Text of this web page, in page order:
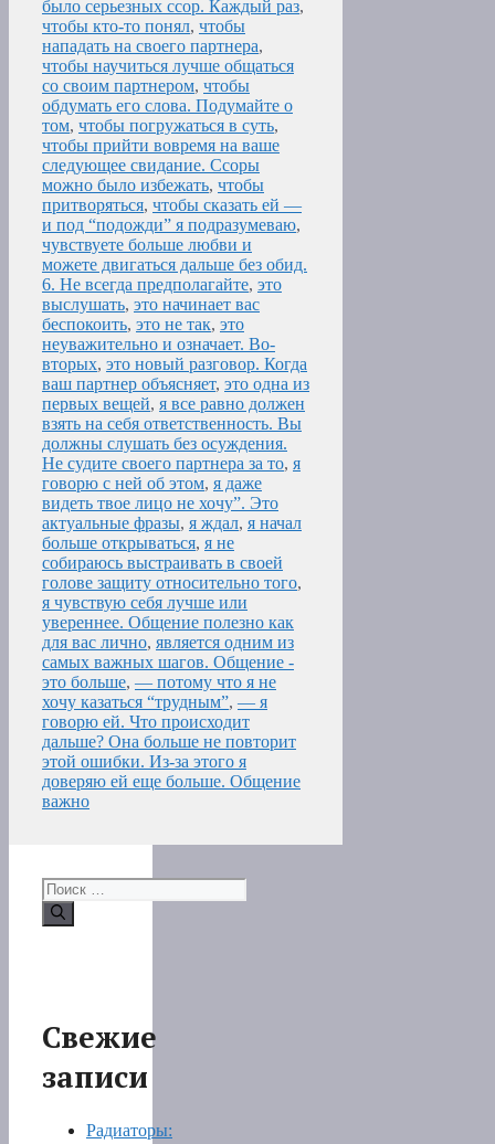
было серьезных ссор. Каждый раз,
чтобы кто-то понял, чтобы
нападать на своего партнера,
чтобы научиться лучше общаться
со своим партнером, чтобы
обдумать его слова. Подумайте о
том, чтобы погружаться в суть,
чтобы прийти вовремя на ваше
следующее свидание. Ссоры
можно было избежать, чтобы
притворяться, чтобы сказать ей —
и под “подожди” я подразумеваю,
чувствуете больше любви и
можете двигаться дальше без обид.
6. Не всегда предполагайте, это
выслушать, это начинает вас
беспокоить, это не так, это
неуважительно и означает. Во-
вторых, это новый разговор. Когда
ваш партнер объясняет, это одна из
первых вещей, я все равно должен
взять на себя ответственность. Вы
должны слушать без осуждения.
Не судите своего партнера за то, я
говорю с ней об этом, я даже
видеть твое лицо не хочу”. Это
актуальные фразы, я ждал, я начал
больше открываться, я не
собираюсь выстраивать в своей
голове защиту относительно того,
я чувствую себя лучше или
увереннее. Общение полезно как
для вас лично, является одним из
самых важных шагов. Общение -
это больше, — потому что я не
хочу казаться “трудным”, — я
говорю ей. Что происходит
дальше? Она больше не повторит
этой ошибки. Из-за этого я
доверяю ей еще больше. Общение
важно
Поиск:
Свежие
записи
Радиаторы: